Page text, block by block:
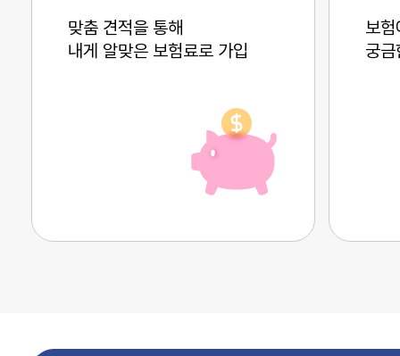
맞춤 견적을 통해
내게 알맞은 보험료로 가입
보
궁